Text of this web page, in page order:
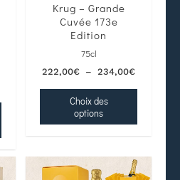
Krug – Grande
Cuvée 173e
Edition
75cl
222,00€ – 234,00€
Choix des
options